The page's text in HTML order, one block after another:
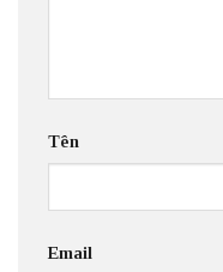
Tên
Email